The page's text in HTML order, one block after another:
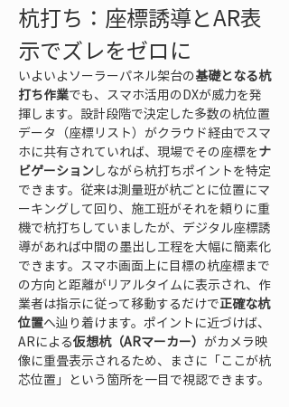
杭打ち：座標誘導とAR表
示でズレをゼロに
いよいよソーラーパネル架台の基礎となる杭
打ち作業でも、スマホ活用のDXが威力を発
揮します。設計段階で決定した多数の杭位置
データ（座標リスト）がクラウド経由でスマ
ホに共有されていれば、現場でその座標をナ
ビゲーションしながら杭打ちポイントを特定
できます。従来は測量班が杭ごとに位置にマ
ーキングして回り、施工班がそれを頼りに重
機で杭打ちしていましたが、デジタル座標誘
導があれば中間の墨出し工程を大幅に簡素化
できます。スマホ画面上に目標の杭座標まで
の方向と距離がリアルタイムに表示され、作
業者は指示に従って移動するだけで正確な杭
位置へ辿り着けます。ポイントに近づけば、
ARによる仮想杭（ARマーカー） がカメラ映
像に重畳表示されるため、まさに「ここが杭
芯位置」という箇所を一目で視認できます。